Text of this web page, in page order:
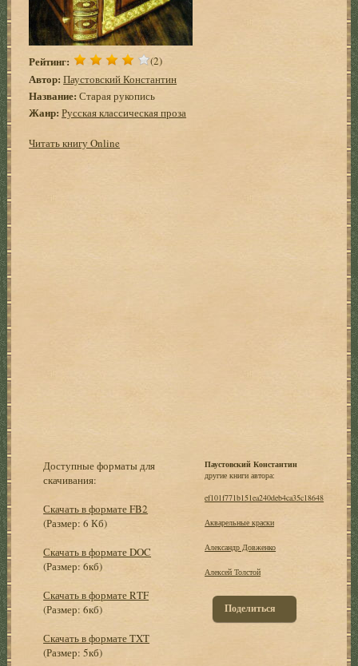
Рейтинг: (2)
Автор: Паустовский Константин
Название: Старая рукопись
Жанр: Русская классическая проза
Читать книгу Online
Доступные форматы для
скачивания:
Скачать в формате FB2
(Размер: 6 Кб)
Скачать в формате DOC
(Размер: 6кб)
Скачать в формате RTF
(Размер: 6кб)
Скачать в формате TXT
(Размер: 5кб)
Паустовский Константин
другие книги автора:
ef101f771b151ea240deb4ca35c18648
Акварельные краски
Александр Довженко
Алексей Толстой
Поделиться